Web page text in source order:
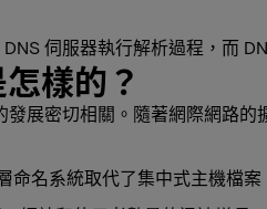
伺服器執行解析過程，而
樣的？
發展密切相關。隨著網際網路
命名系統取代了集中式主機檔